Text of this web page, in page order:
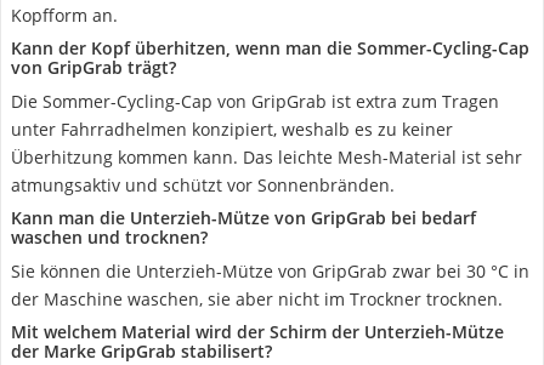
Kopfform an.
Kann der Kopf überhitzen, wenn man die Sommer-Cycling-Cap
von GripGrab trägt?
Die Sommer-Cycling-Cap von GripGrab ist extra zum Tragen
unter Fahrradhelmen konzipiert, weshalb es zu keiner
Überhitzung kommen kann. Das leichte Mesh-Material ist sehr
atmungsaktiv und schützt vor Sonnenbränden.
Kann man die Unterzieh-Mütze von GripGrab bei bedarf
waschen und trocknen?
Sie können die Unterzieh-Mütze von GripGrab zwar bei 30 °C in
der Maschine waschen, sie aber nicht im Trockner trocknen.
Mit welchem Material wird der Schirm der Unterzieh-Mütze
der Marke GripGrab stabilisert?